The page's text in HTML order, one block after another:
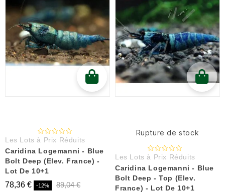
Les Lots à Prix Réduits
Caridina Logemanni - Blue
Bolt Deep (Elev. France) -
Lot De 10+1
78,36 € -12% 89,04 €
Rupture de stock
Les Lots à Prix Réduits
Caridina Logemanni - Blue
Bolt Deep - Top (Elev.
France) - Lot De 10+1